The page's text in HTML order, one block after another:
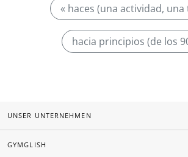
« haces (una actividad,
hacia principios (de los
UNSER UNTERNEHMEN
GYMGLISH